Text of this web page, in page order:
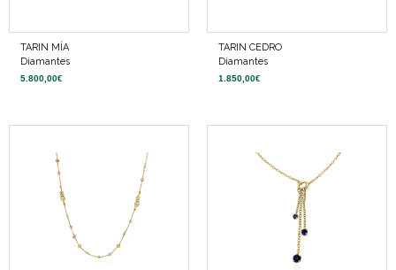
TARIN MÍA
Diamantes
5.800,00€
TARIN CEDRO
Diamantes
1.850,00€